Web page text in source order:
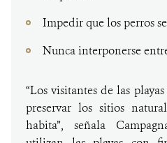
Impedir que los perros
Nunca interponerse
“Los visitantes de las
preservar los sitios
habita”, señala